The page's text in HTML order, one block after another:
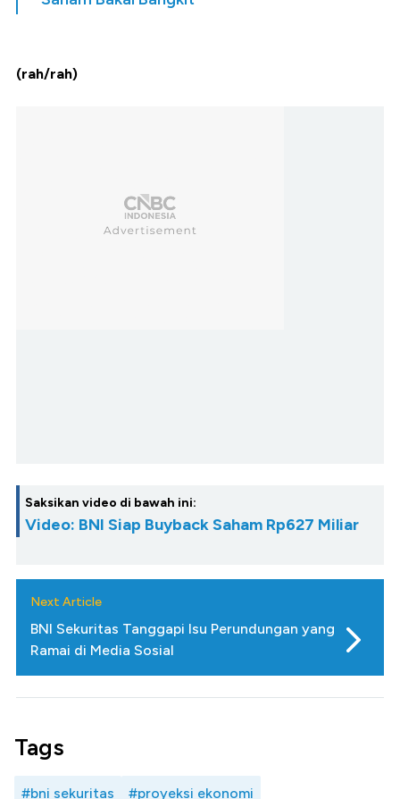
(rah/rah)
Saksikan video di bawah ini:
Video: BNI Siap Buyback Saham Rp627 Miliar
Next Article
BNI Sekuritas Tanggapi Isu Perundungan yang
Ramai di Media Sosial
Tags
#bni sekuritas #proyeksi ekonomi